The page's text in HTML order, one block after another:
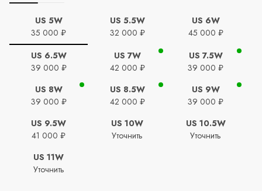
US 5W
35 000 ₽
US 5.5W
32 000 ₽
US 6W
45 000 ₽
US 6.5W
39 000 ₽
US 7W
42 000 ₽
US 7.5W
39 000 ₽
US 8W
39 000 ₽
US 8.5W
42 000 ₽
US 9W
39 000 ₽
US 9.5W
41 000 ₽
US 10W
Уточнить
US 10.5W
Уточнить
US 11W
Уточнить